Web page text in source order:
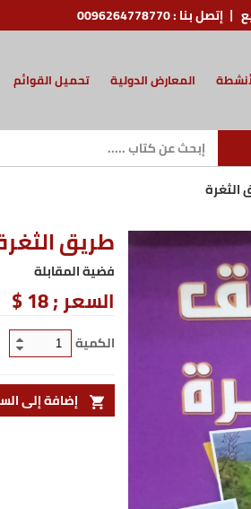
إتصل بنا :0096264778770
المعارض الدولية تحميل القوائم
الثغرة
طريق
فضية المقابلة
السعر ;18 $
الكمية
إضافة إلى